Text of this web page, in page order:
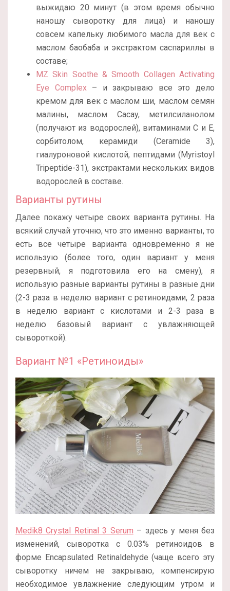
выжидаю 20 минут (в этом время обычно
наношу сыворотку для лица) и наношу
совсем капельку любимого масла для век с
маслом баобаба и экстрактом саспариллы в
составе;
MZ Skin Soothe & Smooth Collagen Activating
Eye Complex– и закрываю все это дело
кремом для век с маслом ши, маслом семян
малины, маслом Cacay, метилсиланолом
(получают из водорослей), витаминами С и Е,
сорбитолом, керамиди (Ceramide 3),
гиалуроновой кислотой, пептидами (Myristoyl
Tripeptide-31), экстрактами нескольких видов
водорослей в составе.
Варианты рутины
Далее покажу четыре своих варианта рутины. На
всякий случай уточню, что это именно варианты, то
есть все четыре варианта одновременно я не
использую (более того, один вариант у меня
резервный, я подготовила его на смену), я
использую разные варианты рутины в разные дни
(2-3 раза в неделю вариант с ретиноидами, 2 раза
в неделю вариант с кислотами и 2-3 раза в
неделю базовый вариант с увлажняющей
сывороткой).
Вариант №1 «Ретиноиды»
Medik8 Crystal Retinal 3 Serum – здесь у меня без
изменений, сыворотка с 0.03% ретиноидов в
форме Encapsulated Retinaldehyde (чаще всего эту
сыворотку ничем не закрываю, компенсирую
необходимое увлажнение следующим утром и